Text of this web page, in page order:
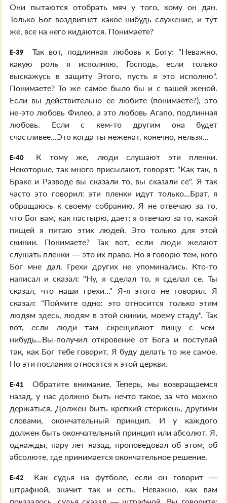
Они пытаются отобрать мяч у того, кому он дан.
Только Бог воздвигнет какое-нибудь служение, и тут
же, все на него кидаются. Понимаете?
E-39
Так вот, подлинная любовь к Богу: "Неважно,
какую роль я исполняю, Господь, если только
выскажусь в защиту Этого, пусть я это исполню".
Понимаете? То же самое было бы и с вашей женой.
Если вы действительно ее любите (понимаете?), это
не-это любовь Филео, а это любовь Агапо, подлинная
любовь. Если с кем-то другим она будет
счастливее...Это когда ты неженат, конечно, нельзя...
E-40
К тому же, люди слушают эти пленки.
Некоторые, так много присылают, говорят: "Как так, в
Браке и Разводе вы сказали то, вы сказали се". Я так
часто это говорил: эти пленки идут только...Брат, я
обращаюсь к своему собранию. Я не отвечаю за то,
что Бог вам, как пастырю, дает; я отвечаю за то, какой
пищей я питаю этих людей. Это только для этой
скинии. Понимаете? Так вот, если люди желают
слушать пленки — это их право. Но я говорю тем, кого
Бог мне дал. Грехи других не упоминались. Кто-то
написал и сказал: "Ну, я сделал то, я сделал се. Ты
сказал, что наши грехи..." Я-я этого не говорил. Я
сказал: "Поймите одно: это относится только этим
людям здесь, людям в этой скинии, моему стаду". Так
вот, если люди там скрещивают пищу с чем-
нибудь...Вы-получил откровение от Бога и поступай
так, как Бог тебе говорит. Я буду делать то же самое.
Но эти послания относятся к этой церкви.
E-41
Обратите внимание. Теперь, мы возвращаемся
назад, у нас должно быть нечто такое, за что можно
держаться. Должен быть крепкий стержень, другими
словами, окончательный принцип. И у каждого
должен быть окончательный принцип или абсолют. Я,
однажды, пару лет назад, проповедовал об этом, об
абсолюте, где принимается окончательное решение.
E-42
Как судья на футболе, если он говорит —
штрафной, значит так и есть. Неважно, как вам